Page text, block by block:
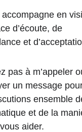
en
d’écoute, de
et
pas à m’appeler
un message
ensemble
et de la
aider.